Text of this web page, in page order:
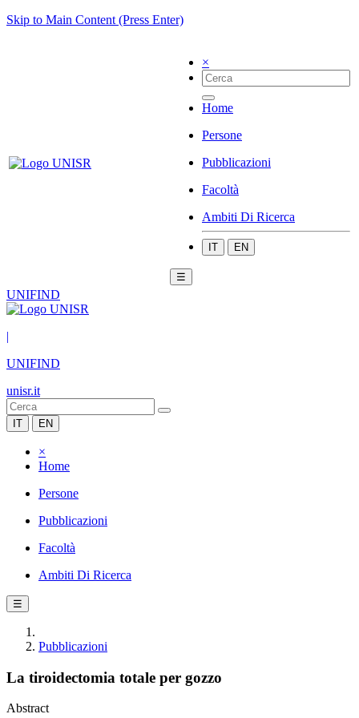
Skip to Main Content (Press Enter)
×
Home
Persone
Pubblicazioni
Facoltà
Ambiti Di Ricerca
IT EN
☰
UNIFIND
|
UNIFIND
unisr.it
IT EN
×
Home
Persone
Pubblicazioni
Facoltà
Ambiti Di Ricerca
☰
Pubblicazioni
La tiroidectomia totale per gozzo
Abstract